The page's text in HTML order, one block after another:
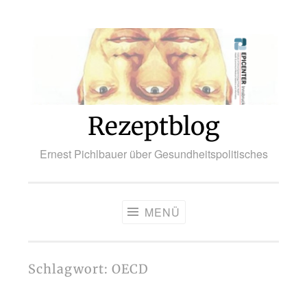
Rezeptblog
Ernest Pichlbauer über Gesundheitspolitisches
MENÜ
Schlagwort: OECD